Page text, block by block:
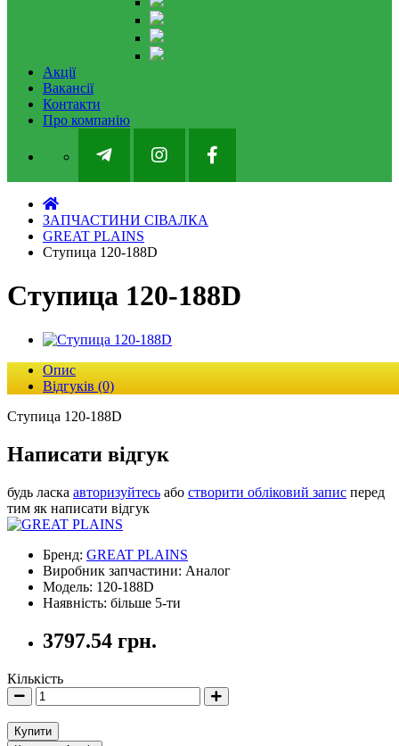
Акції
Вакансії
Контакти
Про компанію
ЗАПЧАСТИНИ СІВАЛКА
GREAT PLAINS
Ступица 120-188D
Ступица 120-188D
Опис
Відгуків (0)
Ступица 120-188D
Написати відгук
будь ласка авторизуйтесь або створити обліковий запис перед
тим як написати відгук
Бренд: GREAT PLAINS
Виробник запчастини: Аналог
Модель: 120-188D
Наявність: більше 5-ти
3797.54 грн.
Кількість
Купити